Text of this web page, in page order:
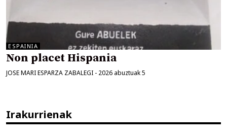
ESPAINIA
Non placet Hispania
JOSE MARI ESPARZA ZABALEGI - 2026 abuztuak 5
Irakurrienak